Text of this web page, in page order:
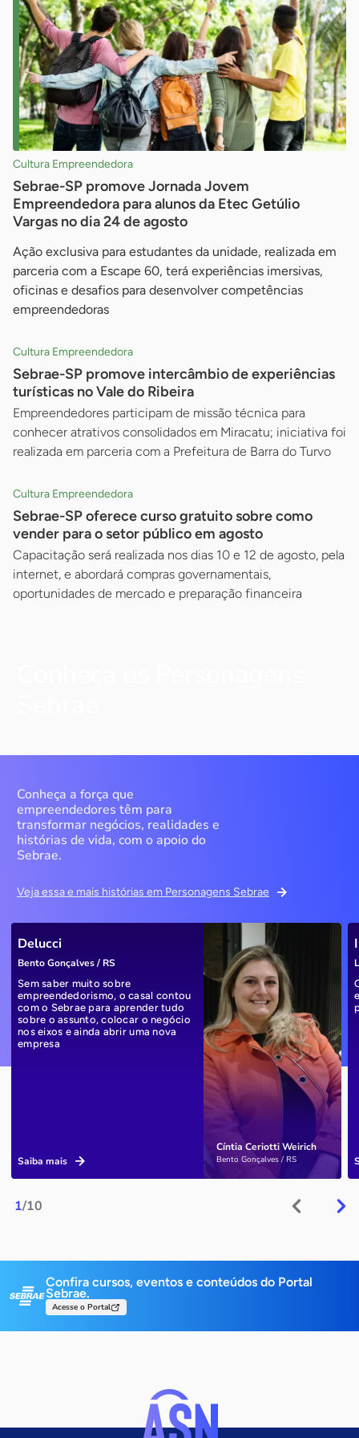
Cultura Empreendedora
Sebrae-SP promove Jornada Jovem
Empreendedora para alunos da Etec Getúlio
Vargas no dia 24 de agosto
Ação exclusiva para estudantes da unidade, realizada em
parceria com a Escape 60, terá experiências imersivas,
oficinas e desafios para desenvolver competências
empreendedoras
Cultura Empreendedora
Sebrae-SP promove intercâmbio de experiências
turísticas no Vale do Ribeira
Empreendedores participam de missão técnica para
conhecer atrativos consolidados em Miracatu; iniciativa foi
realizada em parceria com a Prefeitura de Barra do Turvo
Cultura Empreendedora
Sebrae-SP oferece curso gratuito sobre como
vender para o setor público em agosto
Capacitação será realizada nos dias 10 e 12 de agosto, pela
internet, e abordará compras governamentais,
oportunidades de mercado e preparação financeira
Conheça a força que
empreendedores têm para
transformar negócios, realidades e
histórias de vida, com o apoio do
Sebrae.
Veja essa e mais histórias em Personagens Sebrae
1/10
Cíntia Ceriotti Weirich
Bento Gonçalves / RS
Delucci
Bento Gonçalves / RS
Sem saber muito sobre
empreendedorismo, o casal contou
com o Sebrae para aprender tudo
sobre o assunto, colocar o negócio
nos eixos e ainda abrir uma nova
empresa
Saiba mais
Confira cursos, eventos e conteúdos do Portal
Sebrae.
Acesse o Portal